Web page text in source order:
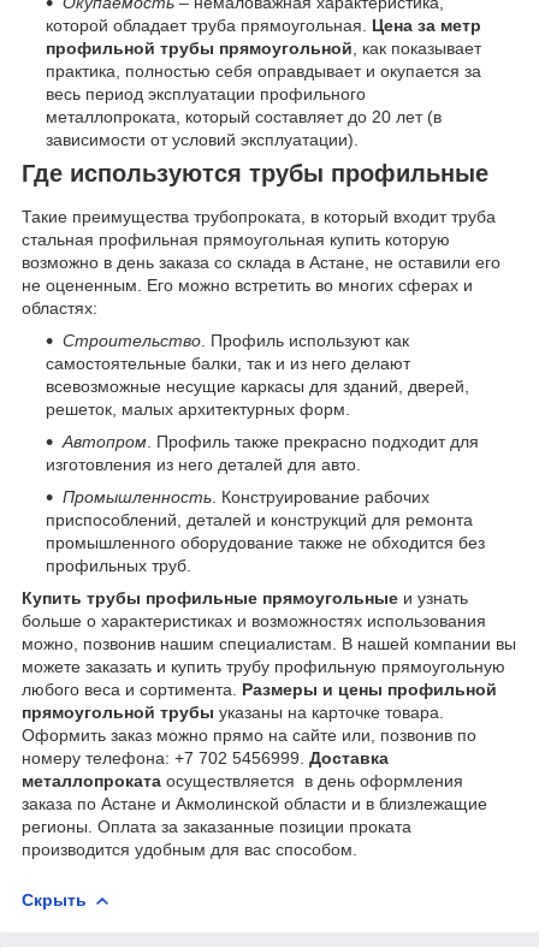
которой обладает труба прямоугольная. Цена за метр
профильной трубы прямоугольной , как показывает
практика, полностью себя оправдывает и окупается за
весь период эксплуатации профильного
металлопроката, который составляет до 20 лет (в
зависимости от условий эксплуатации).
Где используются трубы профильные
Такие преимущества трубопроката, в который входит труба
стальная профильная прямоугольная купить которую
возможно в день заказа со склада в Астане, не оставили его
не оцененным. Его можно встретить во многих сферах и
областях:
Строительство . Профиль используют как
самостоятельные балки, так и из него делают
всевозможные несущие каркасы для зданий, дверей,
решеток, малых архитектурных форм.
Автопром . Профиль также прекрасно подходит для
изготовления из него деталей для авто.
Промышленность . Конструирование рабочих
приспособлений, деталей и конструкций для ремонта
промышленного оборудование также не обходится без
профильных труб.
Купить трубы профильные прямоугольные и узнать
больше о характеристиках и возможностях использования
можно, позвонив нашим специалистам. В нашей компании вы
можете заказать и купить трубу профильную прямоугольную
любого веса и сортимента. Размеры и цены профильной
прямоугольной трубы указаны на карточке товара.
Оформить заказ можно прямо на сайте или, позвонив по
номеру телефона: +7 702 5456999. Доставка
металлопроката осуществляется в день оформления
заказа по Астане и Акмолинской области и в близлежащие
регионы. Оплата за заказанные позиции проката
производится удобным для вас способом.
Скрыть